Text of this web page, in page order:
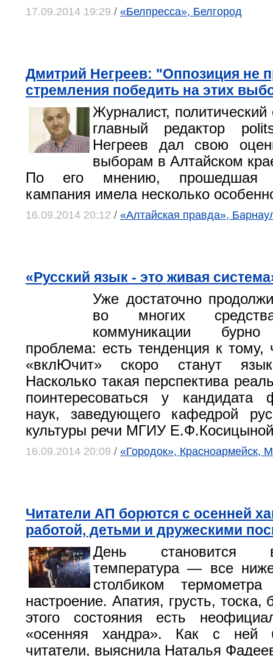
17.09.2014 19:29 / «Белпресса», Белгород
Дмитрий Негреев: "Оппозиция не
стремления победить на этих
Журналист, политический
главный редактор
Негреев дал свою
выборам в Алтайском
По его мнению, прошедшая
кампания имела несколько
16.09.2014 20:12 / «Алтайская правда»,
«Русский язык - это живая
Уже достаточно
во многих
коммуникации бурно
проблема: есть тенденция к тому,
«вклЮчит» скоро станут
Насколько такая перспектива
поинтересоваться у кандидата
наук, заведующего кафедрой
культуры речи МГИУ
16.09.2014 20:09 / «Городок», Красноармейск,
Читатели АП борются с осенней
работой, детьми и дружескими
День становится
температура — все
столбиком
настроение. Апатия, грусть,
этого состояния есть
«осенняя хандра». Как с ней
читатели, выяснила Наталья